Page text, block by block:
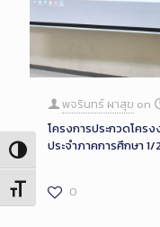
Toggle High Contrast
Toggle Font size
พจรินทร์ ผาสุข on
โครงการประกวดโค
ประจำภาคการศึกษา
0